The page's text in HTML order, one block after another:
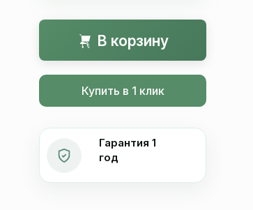
В корзину
Купить в 1 клик
Гарантия 1
год